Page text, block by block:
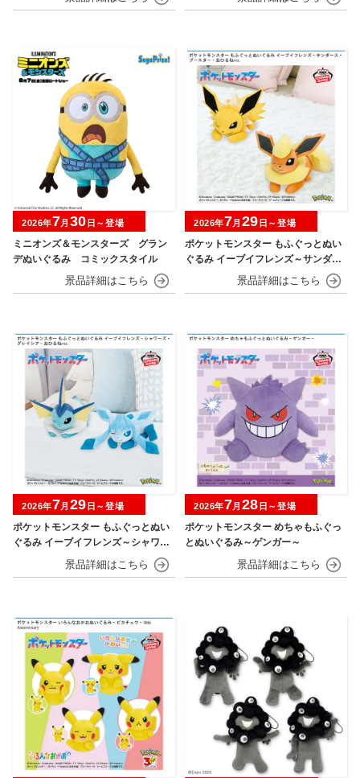
ミニオンズ＆モンスターズ グラン
デぬいぐるみ コミックスタイル
2026年7月 30 日～登場
ポケットモンスター もふぐっとぬい
ぐるみ イーブイフレンズ～サンダー
ス・ブースター～おひるねver.
2026年7月 29 日～登場
ポケットモンスター もふぐっとぬい
ぐるみ イーブイフレンズ～シャワー
ズ・グレイシア～おひるねver.
2026年7月 29 日～登場
ポケットモンスター めちゃもふぐっ
とぬいぐるみ～ゲンガー～
2026年7月 28 日～登場